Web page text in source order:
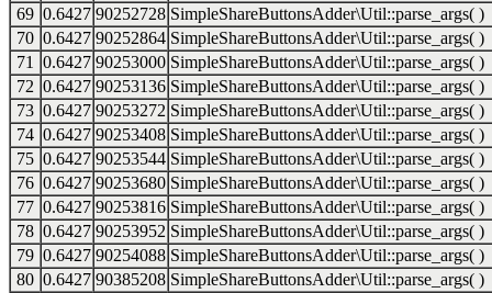
69 0.6427 90252728 SimpleShareButtonsAdder\Util::parse_args( )
70 0.6427 90252864 SimpleShareButtonsAdder\Util::parse_args( )
71
0.6427 90253000 SimpleShareButtonsAdder\Util::parse_args( )
72 0.6427 90253136 SimpleShareButtonsAdder\Util::parse_args( )
73 0.6427 90253272 SimpleShareButtonsAdder\Util::parse_args( )
74 0.6427 90253408 SimpleShareButtonsAdder\Util::parse_args( )
75 0.6427 90253544 SimpleShareButtonsAdder\Util::parse_args( )
76 0.6427 90253680 SimpleShareButtonsAdder\Util::parse_args( )
77 0.6427 90253816 SimpleShareButtonsAdder\Util::parse_args( )
78 0.6427 90253952 SimpleShareButtonsAdder\Util::parse_args( )
79 0.6427 90254088 SimpleShareButtonsAdder\Util::parse_args( )
80 0.6427 90385208 SimpleShareButtonsAdder\Util::parse_args( )